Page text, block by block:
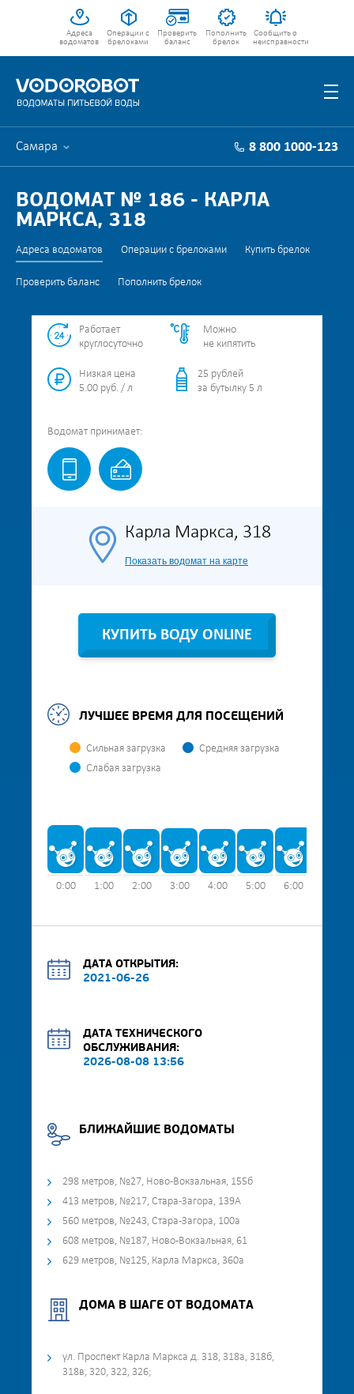
Адреса
водоматов
Операции с
брелоками
Проверить
баланс
Пополнить
брелок
Сообщить о
неисправности
Самара 8 800 1000-123
ВОДОМАТ № 186 - КАРЛА
МАРКСА, 318
Адреса водоматов Операции с брелоками Купить брелок
Проверить баланс Пополнить брелок
Работает
круглосуточно
Можно
не кипятить
Низкая цена
5.00 руб. / л
25 рублей
за бутылку 5 л
Водомат принимает:
Карла Маркса, 318
Показать водомат на карте
КУПИТЬ ВОДУ ONLINE
ЛУЧШЕЕ ВРЕМЯ ДЛЯ ПОСЕЩЕНИЙ
Сильная загрузка
Средняя загрузка
Слабая загрузка
0:00 1:00 2:00 3:00 4:00 5:00 6:00
ДАТА ОТКРЫТИЯ:
2021-06-26
ДАТА ТЕХНИЧЕСКОГО
ОБСЛУЖИВАНИЯ:
2026-08-08 13:56
БЛИЖАЙШИЕ ВОДОМАТЫ
298 метров, №27, Ново-Вокзальная, 155б
413 метров, №217, Стара-Загора, 139А
560 метров, №243, Стара-Загора, 100а
608 метров, №187, Ново-Вокзальная, 61
629 метров, №125, Карла Маркса, 360а
ДОМА В ШАГЕ ОТ ВОДОМАТА
ул. Проспект Карла Маркса д. 318, 318а, 318б,
318в, 320, 322, 326;